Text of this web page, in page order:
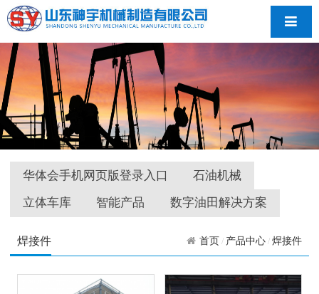
导航
华体会手机网页版登录入口 石油机械
立体车库 智能产品 数字油田解决方案
焊接件 首页 产品中心 焊接件